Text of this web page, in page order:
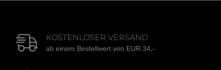
KOSTENLOSER VERSAND
ab einem Bestellwert von EUR 34,-